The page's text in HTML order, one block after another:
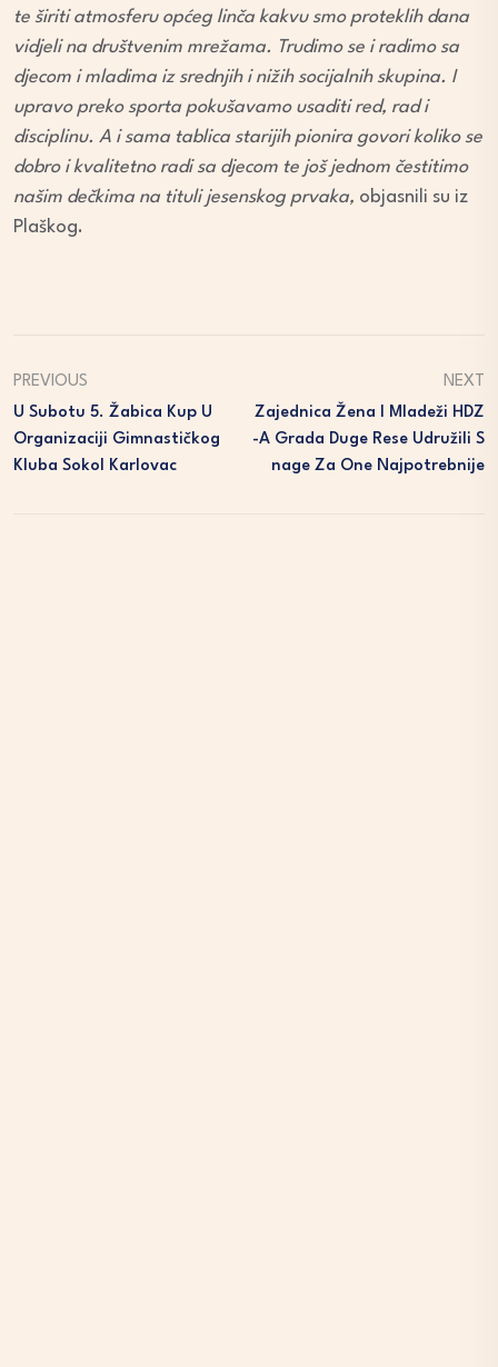
te širiti atmosferu općeg linča kakvu smo proteklih dana
vidjeli na društvenim mrežama. Trudimo se i radimo sa
djecom i mladima iz srednjih i nižih socijalnih skupina. I
upravo preko sporta pokušavamo usaditi red, rad i
disciplinu. A i sama tablica starijih pionira govori koliko se
dobro i kvalitetno radi sa djecom te još jednom čestitimo
našim dečkima na tituli jesenskog prvaka, objasnili su iz
Plaškog.
PREVIOUS
U Subotu 5. Žabica Kup U
Organizaciji Gimnastičkog
Kluba Sokol Karlovac
NEXT
Zajednica Žena I Mladeži HDZ
-a Grada Duge Rese Udružili S
Nage Za One Najpotrebnije